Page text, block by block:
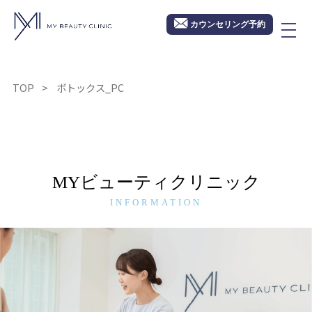
カウンセリング予約
TOP ボトックス_PC
MYビューティクリニック
INFORMATION